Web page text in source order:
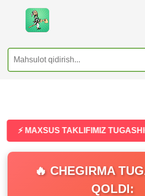
⚡ MAXSUS TAKLIFIMIZ
🔥 CHEGIRMA
QOLDI: